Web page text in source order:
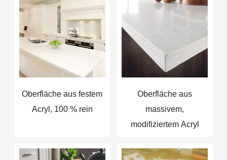
Oberfläche aus festem
Acryl, 100 % rein
Oberfläche aus
massivem,
modifiziertem Acryl